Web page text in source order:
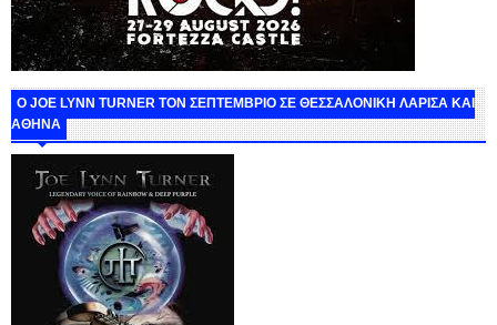
O JOE LYNN TURNER ΤΟΝ ΣΕΠΤΕΜΒΡΙΟ ΣΕ ΘΕΣΣΑΛΟΝΙΚΗ ΛΑΡΙΣΑ ΚΑΙ
ΑΘΗΝΑ